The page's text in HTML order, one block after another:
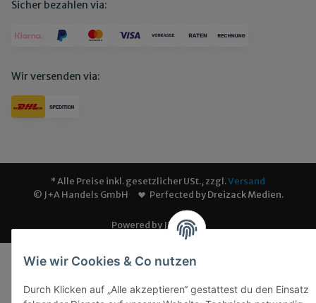
Wie wir Cookies & Co nutzen
Durch Klicken auf „Alle akzeptieren“ gestattest du den Einsatz
Sicher bezahlen via:
Wir versenden via:
* Alle Preise inkl. gesetzlicher USt., zzgl.Versand
© J+A Handels GmbH
Perfected byDreizack Medien.
Powered by JTL-Shop